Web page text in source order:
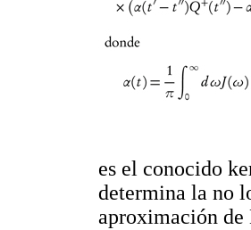
es el conocido
determina la no
aproximación de